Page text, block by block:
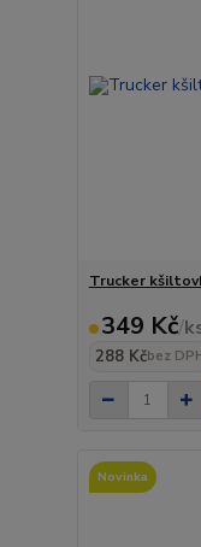
Trucker
349 Kč/
288 Kčbez
Novinka